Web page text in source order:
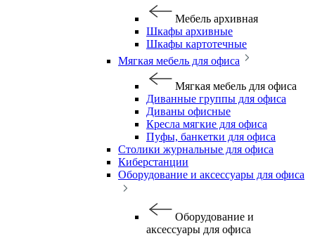
Мебель архивная
Шкафы архивные
Шкафы картотечные
Мягкая мебель для офиса
Мягкая мебель для офиса
Диванные группы для офиса
Диваны офисные
Кресла мягкие для офиса
Пуфы, банкетки для офиса
Столики журнальные для офиса
Киберстанции
Оборудование и аксессуары для офиса
Оборудование и
аксессуары для офиса